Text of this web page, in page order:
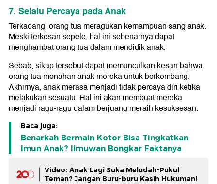
7. Selalu Percaya pada Anak
Terkadang, orang tua meragukan kemampuan sang anak.
Meski terkesan sepele, hal ini sebenarnya dapat
menghambat orang tua dalam mendidik anak.
Sebab, sikap tersebut dapat memunculkan kesan bahwa
orang tua menahan anak mereka untuk berkembang.
Akhirnya, anak merasa menjadi tidak percaya diri ketika
melakukan sesuatu. Hal ini akan membuat mereka
menjadi ragu-ragu dalam berjuang meraih kesuksesan.
Baca juga:
Benarkah Bermain Kotor Bisa Tingkatkan
Imun Anak? Ilmuwan Bongkar Faktanya
Video: Anak Lagi Suka Meludah-Pukul
Teman? Jangan Buru-buru Kasih Hukuman!